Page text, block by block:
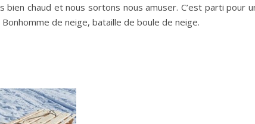
chaud et nous sortons nous amuser. C’est parti pour
de neige, bataille de boule de neige.